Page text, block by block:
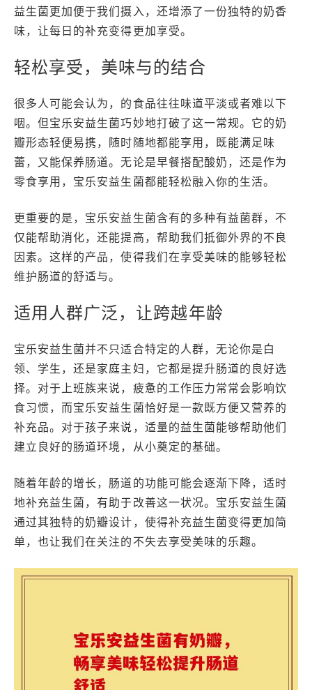
益生菌更加便于我们摄入，还增添了一份独特的奶香
味，让每日的补充变得更加享受。
轻松享受，美味与的结合
很多人可能会认为，的食品往往味道平淡或者难以下
咽。但宝乐安益生菌巧妙地打破了这一常规。它的奶
瓣形态轻便易携，随时随地都能享用，既能满足味
蕾，又能保养肠道。无论是早餐搭配酸奶，还是作为
零食享用，宝乐安益生菌都能轻松融入你的生活。
更重要的是，宝乐安益生菌含有的多种有益菌群，不
仅能帮助消化，还能提高，帮助我们抵御外界的不良
因素。这样的产品，使得我们在享受美味的能够轻松
维护肠道的舒适与。
适用人群广泛，让跨越年龄
宝乐安益生菌并不只适合特定的人群，无论你是白
领、学生，还是家庭主妇，它都是提升肠道的良好选
择。对于上班族来说，疲惫的工作压力常常会影响饮
食习惯，而宝乐安益生菌恰好是一款既方便又营养的
补充品。对于孩子来说，适量的益生菌能够帮助他们
建立良好的肠道环境，从小奠定的基础。
随着年龄的增长，肠道的功能可能会逐渐下降，适时
地补充益生菌，有助于改善这一状况。宝乐安益生菌
通过其独特的奶瓣设计，使得补充益生菌变得更加简
单，也让我们在关注的不失去享受美味的乐趣。